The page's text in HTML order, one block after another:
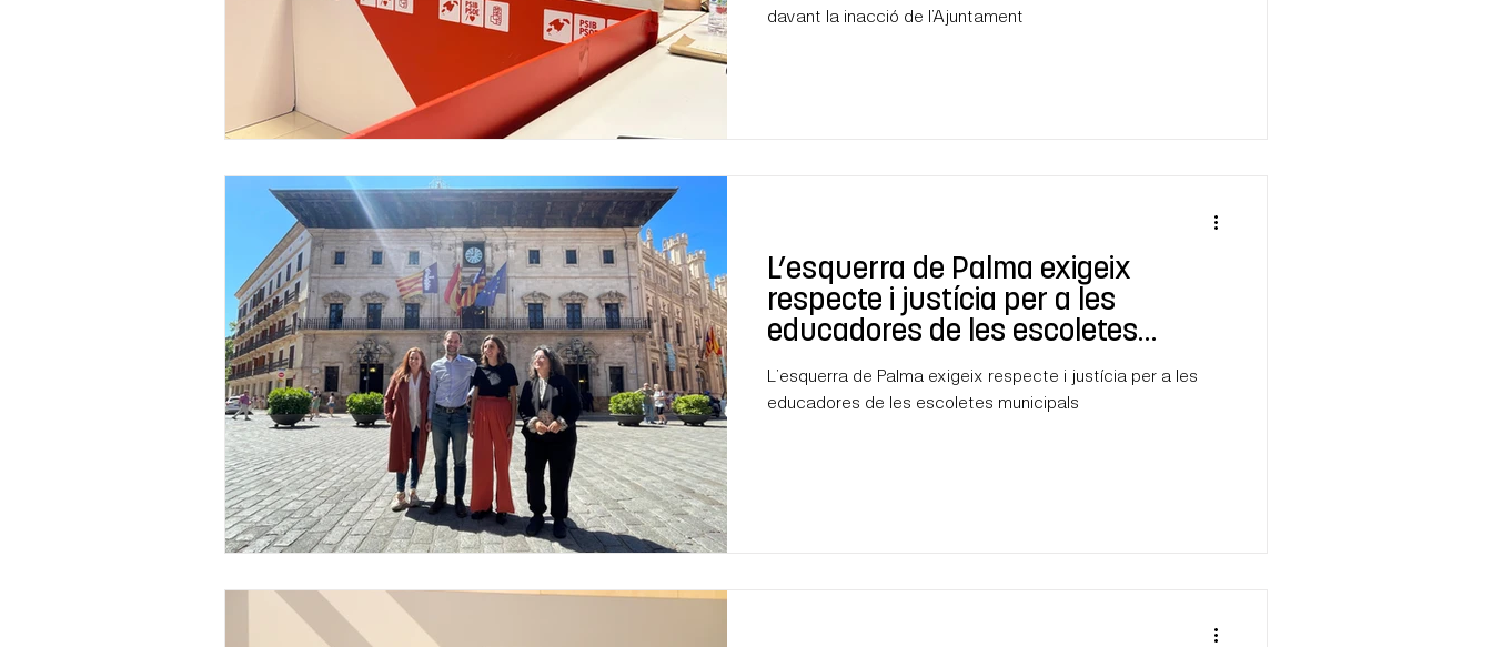
davant la inacció de l’Ajuntament
L’esquerra de Palma exigeix
respecte i justícia per a les
educadores de les escoletes
municipals
L’esquerra de Palma exigeix respecte i justícia per a les
educadores de les escoletes municipals